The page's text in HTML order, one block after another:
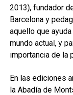
2013), fundador
Barcelona y
aquello que
mundo actual, y
importancia de la
En las ediciones
la Abadía de